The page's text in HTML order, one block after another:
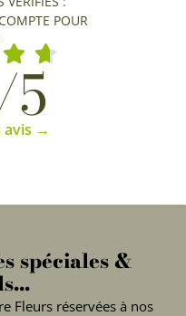
POUR
avis →
spéciales &
Fleurs réservées à nos